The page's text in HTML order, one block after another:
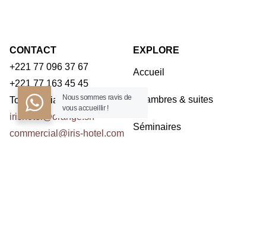
CONTACT
+221 77 096 37 67
+221 77 163 45 45
Toubab Dialaw – Dakar
irishotel@orange.sn
commercial@iris-hotel.com
EXPLORE
Accueil
Chambres & suites
Séminaires
Nous sommes ravis de
vous accueillir !